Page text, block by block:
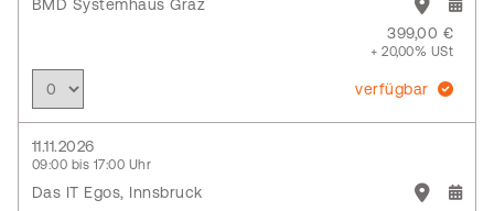
BMD Systemhaus Graz
399,00 €
+ 20,00% USt
verfügbar
11.11.2026
09:00 bis 17:00 Uhr
Das IT Egos, Innsbruck